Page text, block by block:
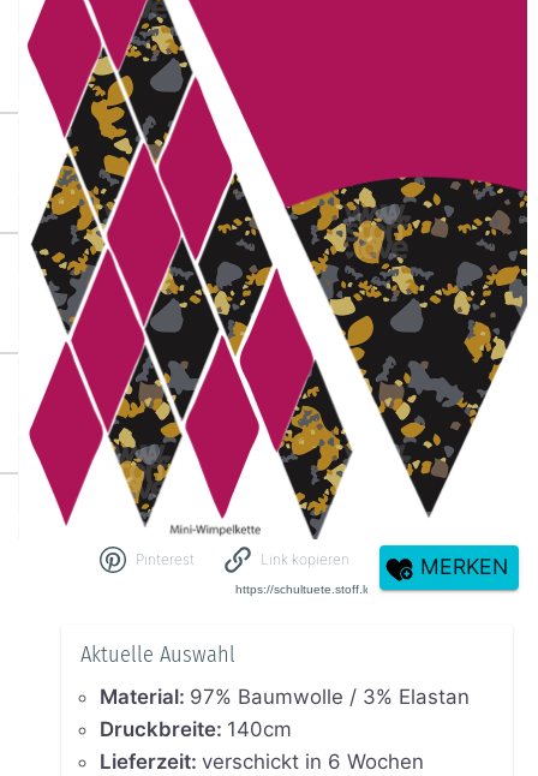
Pinterest Link kopieren MERKEN
Aktuelle Auswahl
Material: 97% Baumwolle / 3% Elastan
Druckbreite: 140cm
Lieferzeit: verschickt in 6 Wochen